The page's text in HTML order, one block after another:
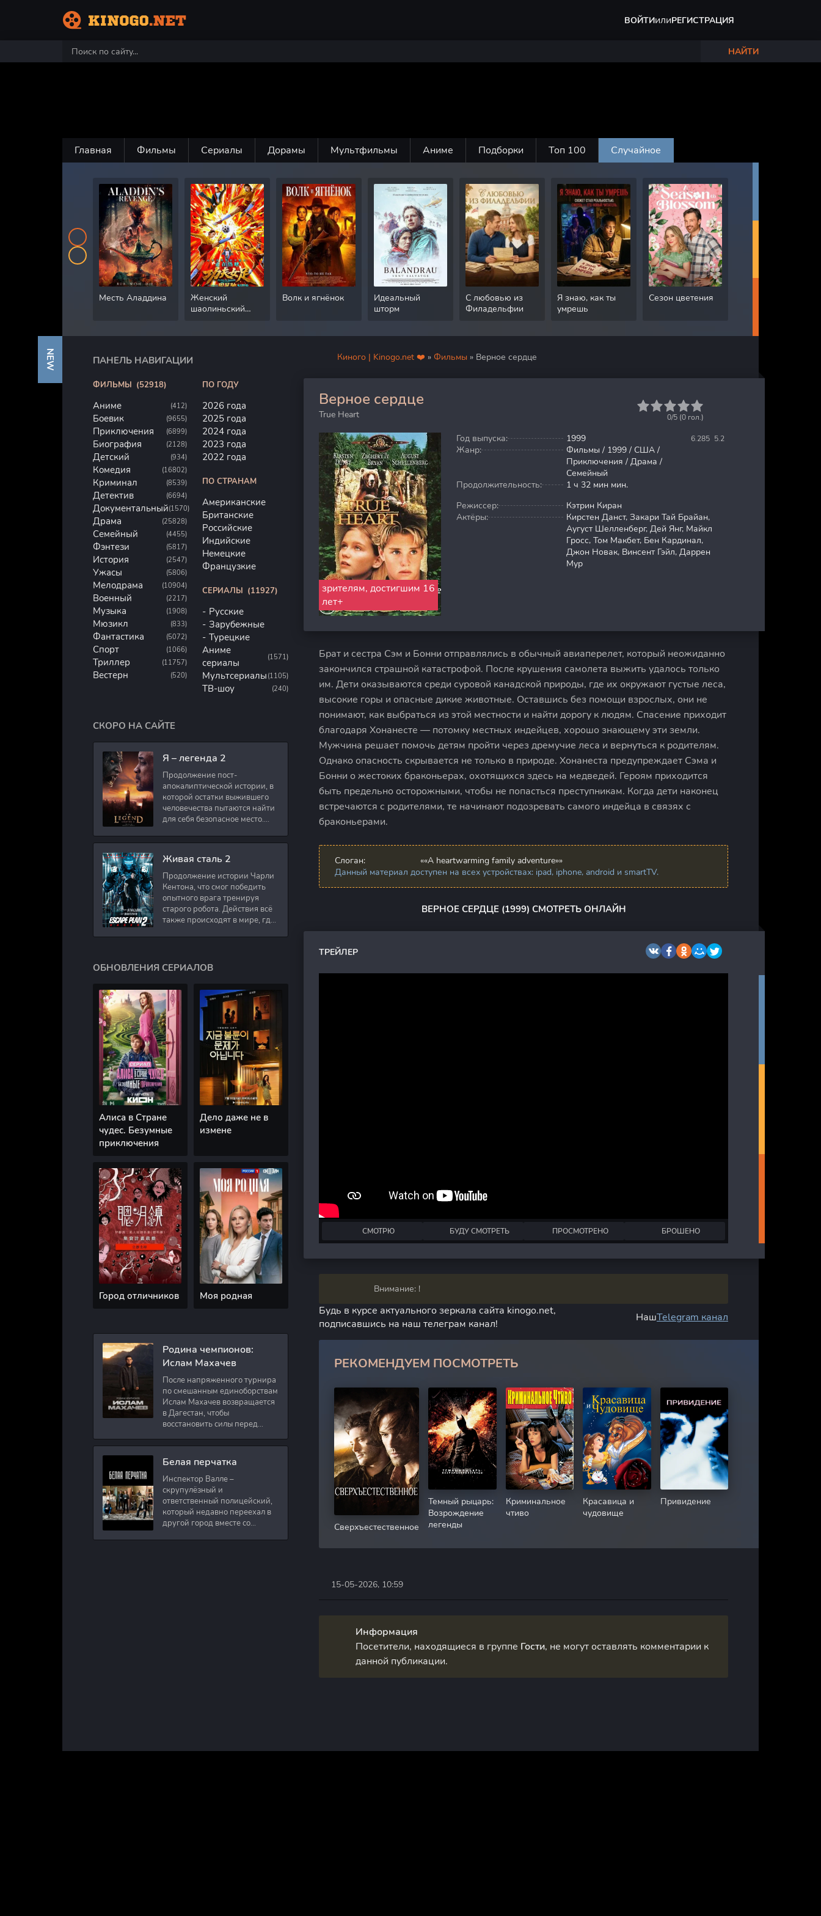
ВОЙТИилиРЕГИСТРАЦИЯ
НАЙТИ
Главная Фильмы Сериалы Дорамы Мультфильмы Аниме Подборки Топ 100 Случайное
Месть Аладдина
Женский
шаолиньский
Волк и ягнёнок
Идеальный
шторм
С любовью из
Филадельфии
Я знаю, как ты
умрешь
Сезон цветения
Киного | Kinogo.net ❤️ » Фильмы » Верное сердце
Верное сердце
True Heart
6.285 5.2
0/5 (0 гол.)
зрителям, достигшим 16
лет+
Год выпуска:
1999
Жанр:
Фильмы / 1999 / США /
Приключения / Драма /
Семейный
Продолжительность:
1 ч 32 мин мин.
Режиссер:
Кэтрин Киран
Актёры:
Кирстен Данст, Закари Тай Брайан,
Аугуст Шелленберг, Дей Янг, Майкл
Гросс, Том Макбет, Бен Кардинал,
Джон Новак, Винсент Гэйл, Даррен
Мур
Брат и сестра Сэм и Бонни отправлялись в обычный авиаперелет, который неожиданно
закончился страшной катастрофой. После крушения самолета выжить удалось только
им. Дети оказываются среди суровой канадской природы, где их окружают густые леса,
высокие горы и опасные дикие животные. Оставшись без помощи взрослых, они не
понимают, как выбраться из этой местности и найти дорогу к людям. Спасение приходит
благодаря Хонанесте — потомку местных индейцев, хорошо знающему эти земли.
Мужчина решает помочь детям пройти через дремучие леса и вернуться к родителям.
Однако опасность скрывается не только в природе. Хонанеста предупреждает Сэма и
Бонни о жестоких браконьерах, охотящихся здесь на медведей. Героям приходится
быть предельно осторожными, чтобы не попасться преступникам. Когда дети наконец
встречаются с родителями, те начинают подозревать самого индейца в связях с
браконьерами.
Слоган:
««A heartwarming family adventure»»
Данный материал доступен на всех устройствах: ipad, iphone, android и smartTV.
ВЕРНОЕ СЕРДЦЕ (1999) СМОТРЕТЬ ОНЛАЙН
ТРЕЙЛЕР
СМОТРЮ БУДУ СМОТРЕТЬ ПРОСМОТРЕНО БРОШЕНО
Внимание: !
Будь в курсе актуального зеркала сайта kinogo.net,
подписавшись на наш телеграм канал!
НашTelegram канал
РЕКОМЕНДУЕМ ПОСМОТРЕТЬ
Сверхъестественное
Темный рыцарь:
Возрождение
легенды
Криминальное
чтиво
Красавица и
чудовище
Привидение
15-05-2026, 10:59
Информация
Посетители, находящиеся в группе Гости, не могут оставлять комментарии к
данной публикации.
ПАНЕЛЬ НАВИГАЦИИ
NEW
ФИЛЬМЫ (52918)
Аниме (412)
Боевик (9655)
Приключения (6899)
Биография (2128)
Детский (934)
Комедия (16802)
Криминал (8539)
Детектив (6694)
Документальный(1570)
Драма (25828)
Семейный (4455)
Фэнтези (5817)
История (2547)
Ужасы (5806)
Мелодрама (10904)
Военный (2217)
Музыка (1908)
Мюзикл (833)
Фантастика (5072)
Спорт (1066)
Триллер (11757)
Вестерн (520)
ПО ГОДУ
2026 года
2025 года
2024 года
2023 года
2022 года
ПО СТРАНАМ
Американские
Британские
Российские
Индийские
Немецкие
Французкие
СЕРИАЛЫ (11927)
Русские
Зарубежные
Турецкие
Аниме
сериалы
(1571)
Мультсериалы (1105)
ТВ-шоу (240)
СКОРО НА САЙТЕ
Я – легенда 2
Продолжение пост-
апокалиптической истории, в
которой остатки выжившего
человечества пытаются найти
для себя безопасное место.
работал в медицинском
Живая сталь 2
Продолжение истории Чарли
Кентона, что смог победить
опытного врага тренируя
старого робота. Действия всё
также происходят в мире, где
ОБНОВЛЕНИЯ СЕРИАЛОВ
Алиса в Стране
чудес. Безумные
приключения
Дело даже не в
измене
Город отличников Моя родная
Родина чемпионов:
Ислам Махачев
После напряженного турнира
по смешанным единоборствам
Ислам Махачев возвращается
в Дагестан, чтобы
восстановить силы перед
Вместе с ним приезжают
оператор и интервьюер,
Белая перчатка
Инспектор Валле –
скрупулёзный и
ответственный полицейский,
который недавно переехал в
другой город вместе со